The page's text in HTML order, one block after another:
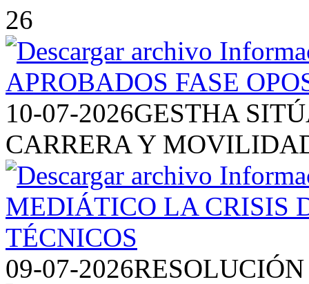
26
10-07-2026GESTHA
CARRERA Y
09-07-2026